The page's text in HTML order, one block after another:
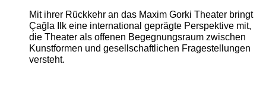
Mit ihrer Rückkehr an das Maxim Gorki Theater bringt
Çağla Ilk eine international geprägte Perspektive mit,
die Theater als offenen Begegnungsraum zwischen
Kunstformen und gesellschaftlichen Fragestellungen
versteht.